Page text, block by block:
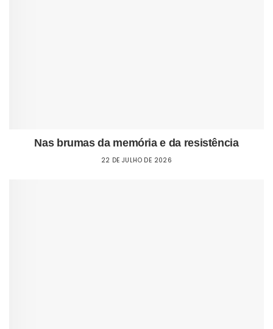
Nas brumas da memória e da resistência
22 DE JULHO DE 2026